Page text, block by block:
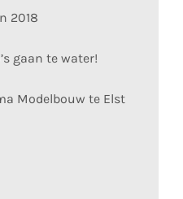
2018
gaan te water!
Modelbouw te Elst